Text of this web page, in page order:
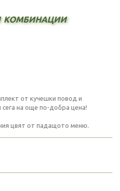
комбинации
от кучешки повод и
на още по-добра цена!
цвят от падащото меню.